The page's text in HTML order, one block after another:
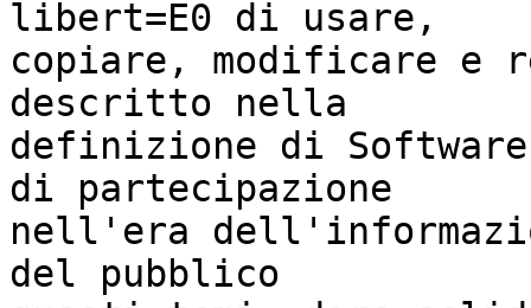
libert=E0 di usare,
copiare, modificare e
descritto nella
definizione di
di partecipazione
nell'era
del pubblico